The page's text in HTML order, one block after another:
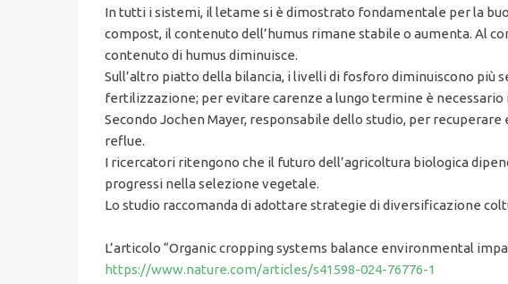
In tutti i sistemi, il letame si è dimostrato fondamentale per la
compost, il contenuto dell’humus rimane stabile o aumenta. Al
contenuto di humus diminuisce.
Sull’altro piatto della bilancia, i livelli di fosforo diminuiscono più
fertilizzazione; per evitare carenze a lungo termine è
Secondo Jochen Mayer, responsabile dello studio, per
reflue.
I ricercatori ritengono che il futuro dell’agricoltura biologica
progressi nella selezione vegetale.
Lo studio raccomanda di adottare strategie di diversificazione
L’articolo “Organic cropping systems balance environmental
https://www.nature.com/articles/s41598-024-76776-1